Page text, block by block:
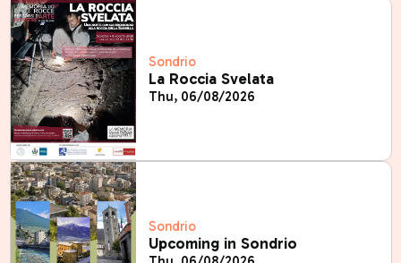
Sondrio
La Roccia Svelata
Thu, 06/08/2026
Sondrio
Upcoming in Sondrio